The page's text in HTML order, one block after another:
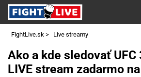
FightLive.sk > Live streamy
Ako a kde sledovať UFC
LIVE stream zadarmo